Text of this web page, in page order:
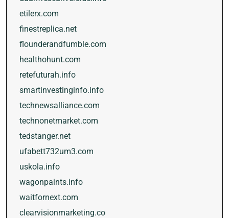
etilerx.com
finestreplica.net
flounderandfumble.com
healthohunt.com
retefuturah.info
smartinvestinginfo.info
technewsalliance.com
technonetmarket.com
tedstanger.net
ufabett732um3.com
uskola.info
wagonpaints.info
waitfornext.com
clearvisionmarketing.co